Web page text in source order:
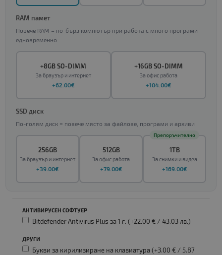
RAM памет
Повече RAM = по-бърз компютър при работа с много програми
едновременно
+8GB SO-DIMM
За браузър и интернет
+62.00€
+16GB SO-DIMM
За офис работа
+104.00€
SSD диск
По-голям диск = повече място за файлове, програми и архиви
256GB
За браузър и интернет
+39.00€
512GB
За офис работа
+79.00€
1TB
За снимки и видеа
+169.00€
Препоръчително
АНТИВИРУСЕН СОФТУЕР
Bitdefender Antivirus Plus за 1 г. (+22.00 € / 43.03 лв.)
ДРУГИ
Букви за кирилизиране на клавиатура (+3.00 € / 5.87